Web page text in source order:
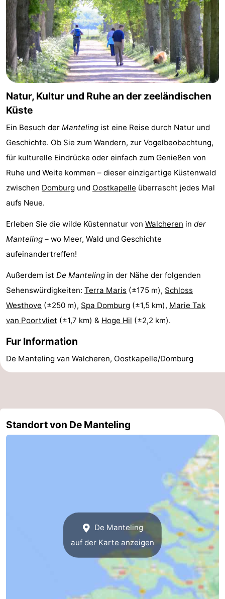
Natur, Kultur und Ruhe an der zeeländischen
Küste
Ein Besuch der Manteling ist eine Reise durch Natur und
Geschichte. Ob Sie zum Wandern, zur Vogelbeobachtung,
für kulturelle Eindrücke oder einfach zum Genießen von
Ruhe und Weite kommen – dieser einzigartige Küstenwald
zwischen Domburg und Oostkapelle überrascht jedes Mal
aufs Neue.
Erleben Sie die wilde Küstennatur von Walcheren in der
Manteling – wo Meer, Wald und Geschichte
aufeinandertreffen!
Außerdem ist De Manteling in der Nähe der folgenden
Sehenswürdigkeiten: Terra Maris (±175 m), Schloss
Westhove (±250 m), Spa Domburg (±1,5 km), Marie Tak
van Poortvliet (±1,7 km) & Hoge Hil (±2,2 km).
Fur Information
De Manteling van Walcheren, Oostkapelle/Domburg
Standort von De Manteling
De Manteling
auf der Karte anzeigen